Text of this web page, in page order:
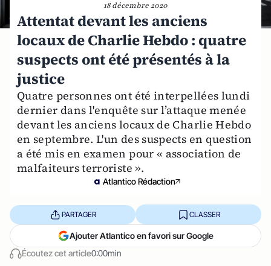
18 décembre 2020
Attentat devant les anciens
locaux de Charlie Hebdo : quatre
suspects ont été présentés à la
justice
Quatre personnes ont été interpellées lundi
dernier dans l'enquête sur l’attaque menée
devant les anciens locaux de Charlie Hebdo
en septembre. L'un des suspects en question
a été mis en examen pour « association de
malfaiteurs terroriste ».
Atlantico Rédaction
Écoutez cet article0:00min
PARTAGER CLASSER
Ajouter Atlantico en favori sur Google